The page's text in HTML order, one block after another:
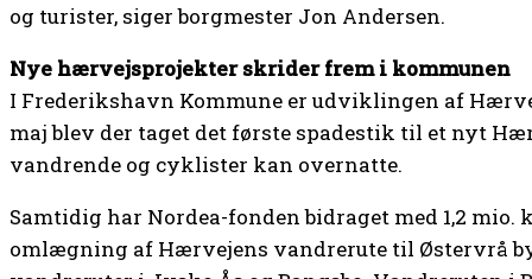
og turister, siger borgmester Jon Andersen.
Nye hærvejsprojekter skrider frem i kommunen
I Frederikshavn Kommune er udviklingen af
maj blev der taget det første spadestik til et nyt
vandrende og cyklister kan overnatte.
Samtidig har Nordea-fonden bidraget med 1,2
omlægning af Hærvejens vandrerute til Østervrå